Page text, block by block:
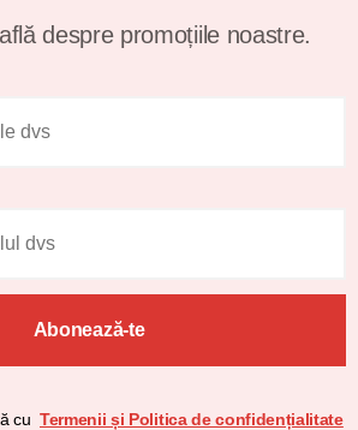
despre promoțiile noastre.
Abonează-te
cu Termenii și Politica de confidențialitate